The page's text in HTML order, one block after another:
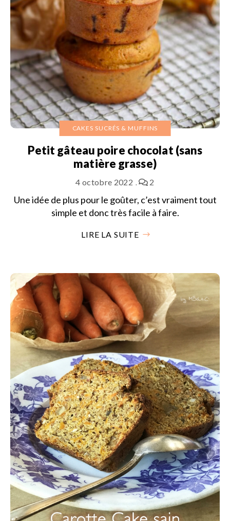
CAKES SUCRÉS & MUFFINS
Petit gâteau poire chocolat (sans
matière grasse)
4 octobre 2022 2
Une idée de plus pour le goûter, c’est vraiment tout
simple et donc très facile à faire.
LIRE LA SUITE